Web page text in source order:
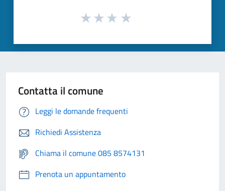
Contatta il comune
Leggi le domande frequenti
Richiedi Assistenza
Chiama il comune 085 8574131
Prenota un appuntamento